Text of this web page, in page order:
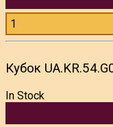
Кубок
In Stock